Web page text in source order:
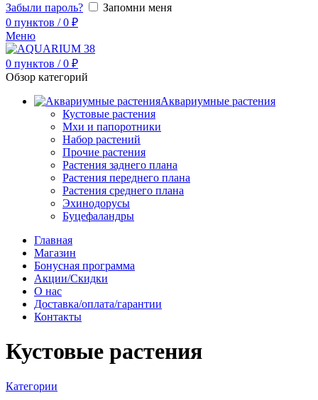
Забыли пароль?
Запомни меня
0 пунктов / 0 ₽
Меню
0 пунктов / 0 ₽
Обзор категорий
Аквариумные растения
Кустовые растения
Мхи и папоротники
Набор растений
Прочие растения
Растения заднего плана
Растения переднего плана
Растения среднего плана
Эхинодорусы
Буцефаландры
Главная
Магазин
Бонусная программа
Акции/Скидки
О нас
Доставка/оплата/гарантии
Контакты
Кустовые растения
Категории